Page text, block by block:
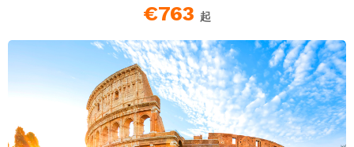
€763 起